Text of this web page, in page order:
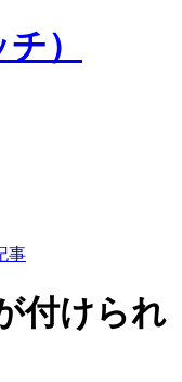
事
付けられ